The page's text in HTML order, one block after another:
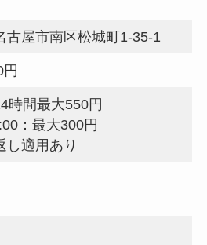
古屋市南区松城町1-35-1
円
時間最大550円
：最大300円
適用あり